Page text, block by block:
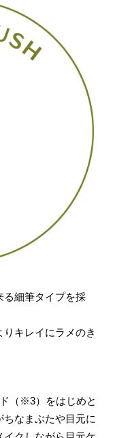
る細筆タイプを採
キレイにラメのき
（※3）をはじめと
なまぶたや目元に